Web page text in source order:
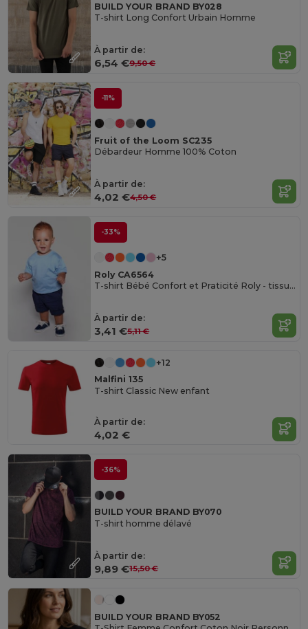
BUILD YOUR BRAND BY028
T-shirt Long Confort Urbain Homme
À partir de:
6,54 €9,50 €
-11%
Fruit of the Loom SC235
Débardeur Homme 100% Coton
À partir de:
4,02 €4,50 €
-33%
+5
Roly CA6564
T-shirt Bébé Confort et Praticité Roly - tissu coton - manches courtes- 6 à 24 mois
À partir de:
3,41 €5,11 €
+12
Malfini 135
T-shirt Classic New enfant
À partir de:
4,02 €
-36%
BUILD YOUR BRAND BY070
T-shirt homme délavé
À partir de:
9,89 €15,50 €
BUILD YOUR BRAND BY052